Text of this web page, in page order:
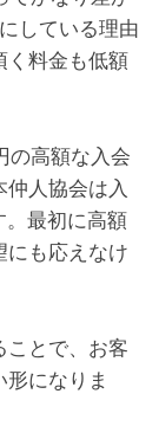
している理由
く料金も低額
の高額な入会
人協会は入
。最初に高額
にも応えなけ
ことで、お客
になりま